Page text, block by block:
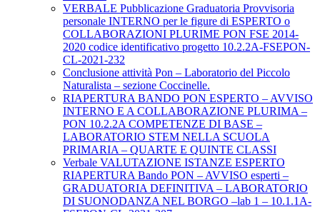
VERBALE Pubblicazione Graduatoria Provvisoria
personale INTERNO per le figure di ESPERTO o
COLLABORAZIONI PLURIME PON FSE 2014-
2020 codice identificativo progetto 10.2.2A-FSEPON-
CL-2021-232
Conclusione attività Pon – Laboratorio del Piccolo
Naturalista – sezione Coccinelle.
RIAPERTURA BANDO PON ESPERTO – AVVISO
INTERNO E A COLLABORAZIONE PLURIMA –
PON 10.2.2A COMPETENZE DI BASE –
LABORATORIO STEM NELLA SCUOLA
PRIMARIA – QUARTE E QUINTE CLASSI
Verbale VALUTAZIONE ISTANZE ESPERTO
RIAPERTURA Bando PON – AVVISO esperti –
GRADUATORIA DEFINITIVA – LABORATORIO
DI SUONODANZA NEL BORGO –lab 1 – 10.1.1A-